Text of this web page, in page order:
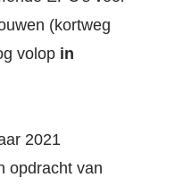
(kortweg
volop in
2021
opdracht van